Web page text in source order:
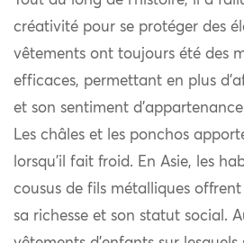
créativité pour se protéger des
vêtements ont toujours été des
efficaces, permettant en plus
et son sentiment
Les châles et les ponchos
lorsqu’il fait froid. En Asie, les
cousus de fils métalliques offrent
sa richesse et son statut social.